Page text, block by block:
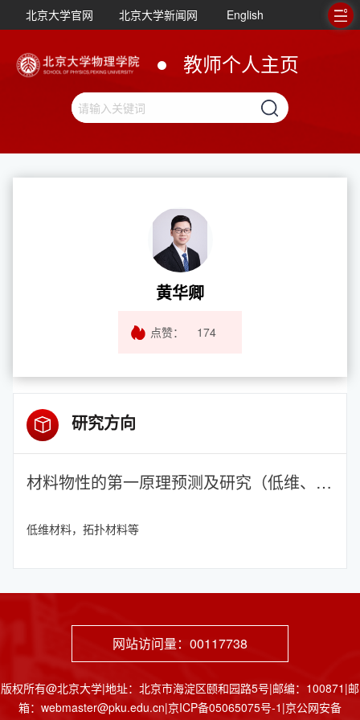
北京大学官网 北京大学新闻网 English
教师个人主页
黄华卿
点赞： 174
研究方向
材料物性的第一原理预测及研究（低维、拓扑材料等）
低维材料，拓扑材料等
网站访问量： 00117738
版权所有@北京大学|地址：北京市海淀区颐和园路5号|邮编：100871|邮
箱：webmaster@pku.edu.cn|京ICP备05065075号-1|京公网安备